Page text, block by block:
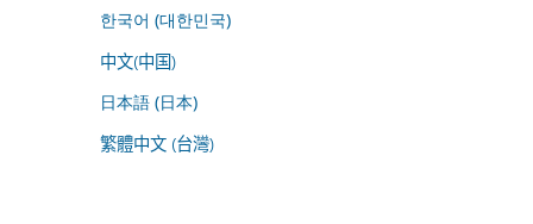
한국어 (대한민국)
中文(中国)
日本語 (日本)
繁體中文 (台灣)